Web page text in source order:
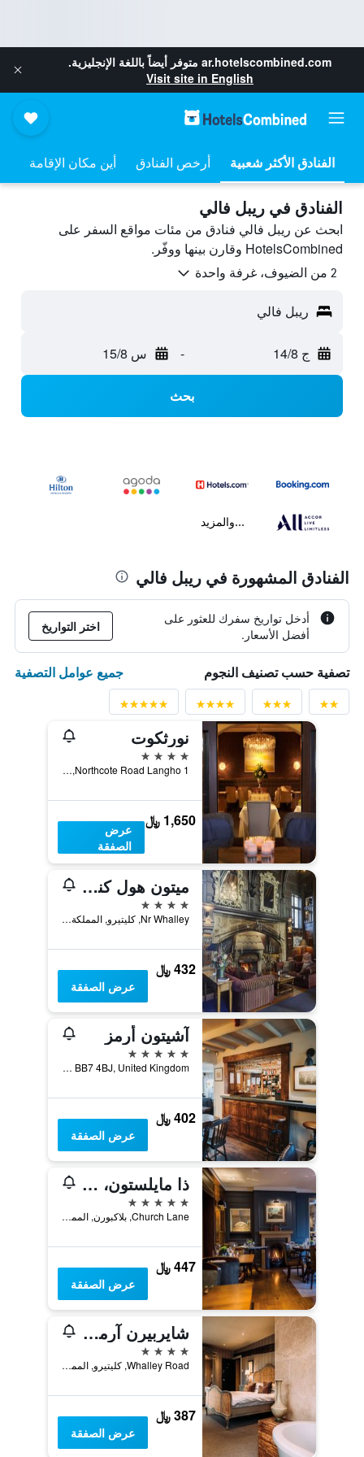
ar.hotelscombined.com متوفر أيضاً باللغة الإنجليزية.
Visit site in English
أرخص الفنادق أين مكان الإقامة
الفنادق في ريبل فالي
ابحث عن ريبل فالي فنادق من مئات مواقع السفر على
HotelsCombined وقارن بينها ووفّر.
2 من الضيوف، غرفة واحدة
ريبل فالي
ج 14/8 - س 15/8
بحث
...والمزيد
الفنادق المشهورة في ريبل فالي
أدخل تواريخ سفرك للعثور على
أفضل الأسعار.
اختر التواريخ
تصفية حسب تصنيف النجوم جميع عوامل التصفية
نورثكوت
4 نجوم
Northcote Road Langho 1, بلاكبورن, المملكة المتحدة
1,650 ﷼
عرض
الصفقة
ميتون هول كنتري هاوس هوتل
4 نجوم
Nr Whalley, كليتيرو, المملكة المتحدة
432 ﷼
عرض الصفقة
آشيتون أرمز
5 نجوم
Downham, Clitheroelancashire BB7 4BJ, Clitheroe, BB7 4BJ, United Kingdom, كليتيرو, المملكة المتحدة
402 ﷼
عرض الصفقة
ذا مايلستون، ميلور
5 نجوم
Church Lane, بلاكبورن, المملكة المتحدة
447 ﷼
عرض الصفقة
شايربيرن آرمز هوتل
4 نجوم
Whalley Road, كليتيرو, المملكة المتحدة
387 ﷼
عرض الصفقة